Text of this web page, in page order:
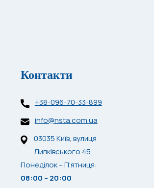
Контакти
+38-096-70-33-899
info@nsta.com.ua
03035 Київ, вулиця
Липківського 45
Понеділок – П’ятниця:
08:00 – 20:00